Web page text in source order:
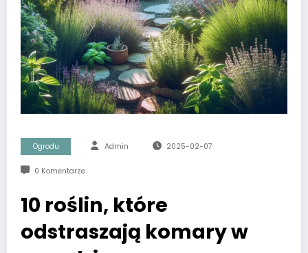
Ogrodu Admin 2025-02-07
0 Komentarze
10 roślin, które
odstraszają komary w